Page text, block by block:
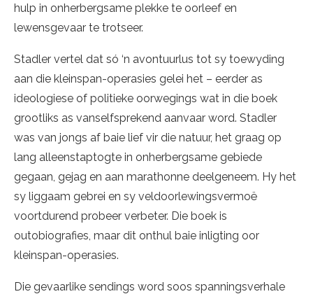
hulp in onherbergsame plekke te oorleef en
lewensgevaar te trotseer.
Stadler vertel dat só ‘n avontuurlus tot sy toewyding
aan die kleinspan-operasies gelei het – eerder as
ideologiese of politieke oorwegings wat in die boek
grootliks as vanselfsprekend aanvaar word. Stadler
was van jongs af baie lief vir die natuur, het graag op
lang alleenstaptogte in onherbergsame gebiede
gegaan, gejag en aan marathonne deelgeneem. Hy het
sy liggaam gebrei en sy veldoorlewingsvermoë
voortdurend probeer verbeter. Die boek is
outobiografies, maar dit onthul baie inligting oor
kleinspan-operasies.
Die gevaarlike sendings word soos spanningsverhale